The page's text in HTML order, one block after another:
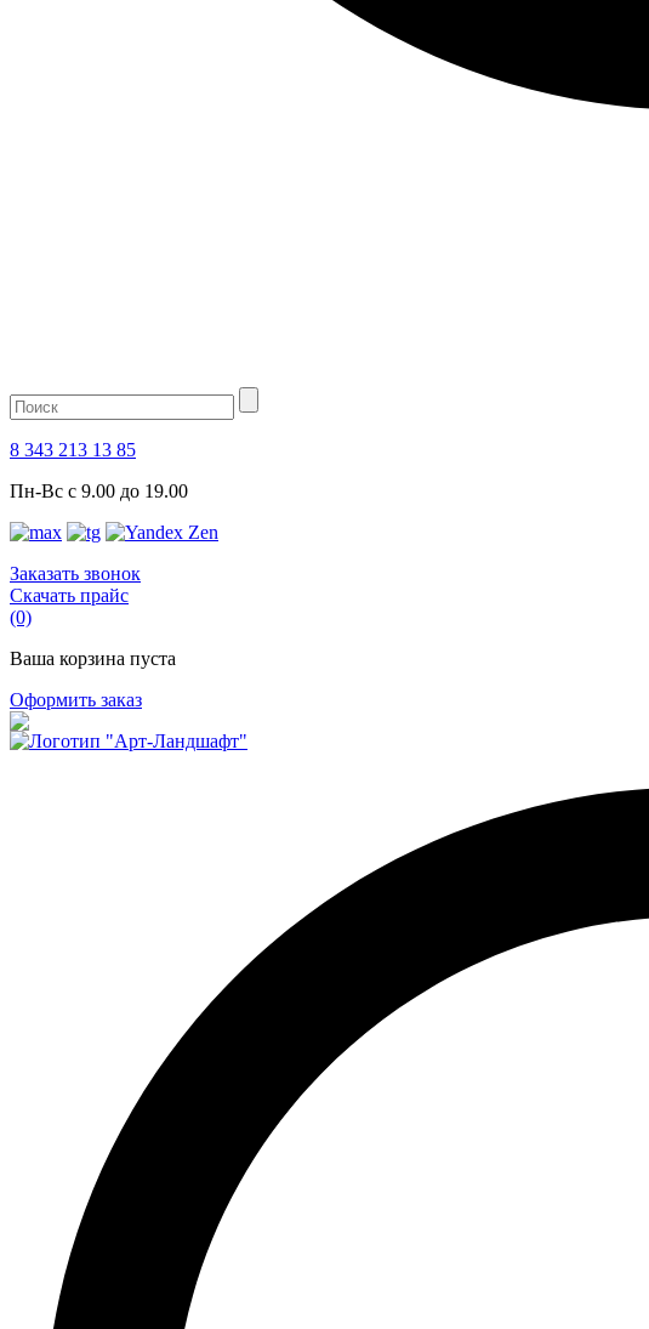
8 343 213 13 85
Пн-Вс с 9.00 до 19.00
Заказать звонок
Скачать прайс
(0)
Ваша корзина пуста
Оформить заказ